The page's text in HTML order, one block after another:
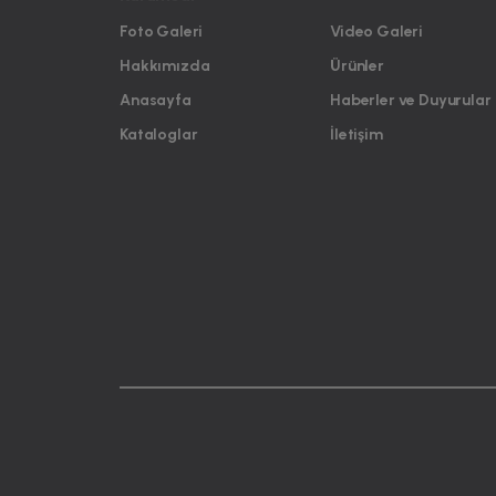
Foto Galeri
Hakkımızda
Anasayfa
Kataloglar
Video Galeri
Ürünler
Haberler ve Duyurular
İletişim